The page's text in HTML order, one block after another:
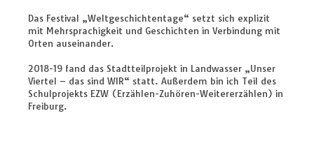
Das Festival „Weltgeschichtentage“ setzt sich explizit
mit Mehrsprachigkeit und Geschichten in Verbindung mit
Orten auseinander.
2018-19 fand das Stadtteilprojekt in Landwasser „Unser
Viertel – das sind WIR“ statt. Außerdem bin ich Teil des
Schulprojekts EZW (Erzählen-Zuhören-Weitererzählen) in
Freiburg.